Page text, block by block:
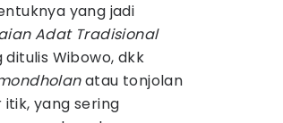
yang jadi
Adat Tradisional
ditulis Wibowo, dkk
atau tonjolan
yang sering